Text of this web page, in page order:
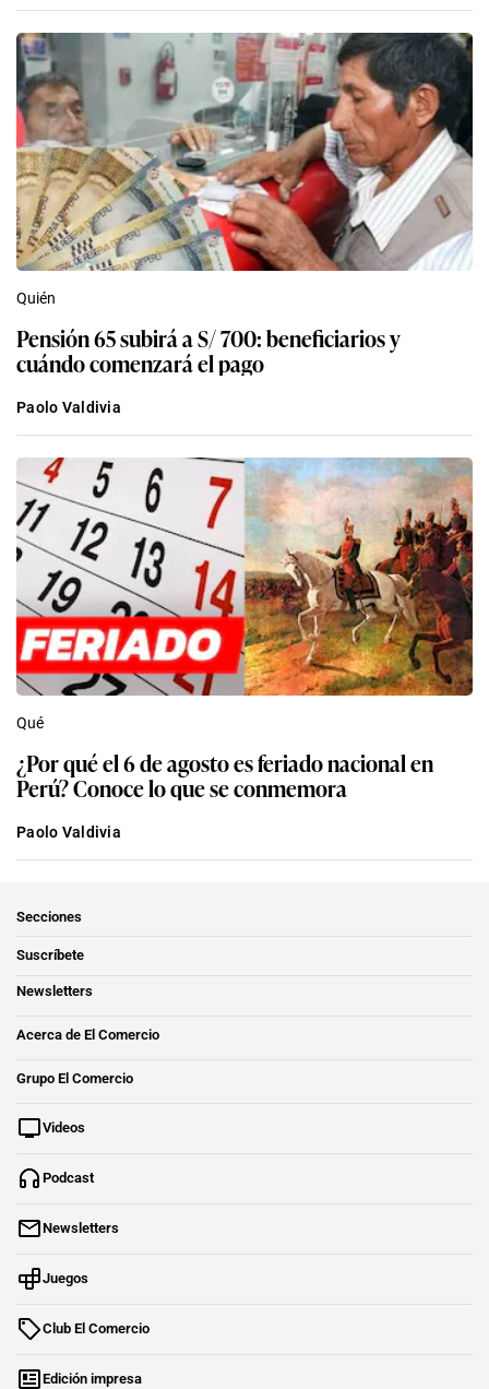
Quién
Pensión 65 subirá a S/ 700: beneficiarios y
cuándo comenzará el pago
Paolo Valdivia
Qué
¿Por qué el 6 de agosto es feriado nacional en
Perú? Conoce lo que se conmemora
Paolo Valdivia
Secciones
Suscríbete
Newsletters
Acerca de El Comercio
Grupo El Comercio
Videos
Podcast
Newsletters
Juegos
Club El Comercio
Edición impresa